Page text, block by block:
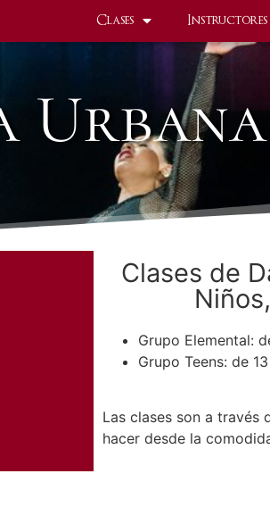
Clases Instructores
Clases de
Grupo Elemental:
Grupo Teens: de
Las clases son a través
hacer desde la